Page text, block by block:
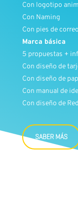
Con logotipo
Con Naming
Con pies de
Marca básica
5 propuestas +
Con diseño de
Con diseño de
Con manual de
Con diseño de
SABER MÁS